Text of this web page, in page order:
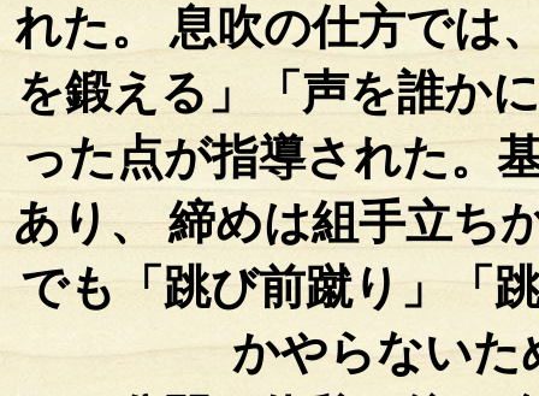
れた。 息吹の仕方では
を鍛える」「声を誰か
った点が指導された。
あり、 締めは組手立ち
でも「跳び前蹴り」「
かやらないた